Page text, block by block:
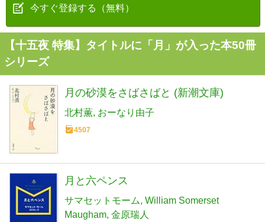
今すぐ登録する（無料）
【十五夜 特集】タイトルに「月」が入った本50冊
シリーズ
月の砂漠をさばさばと (新潮文庫)
北村薫 おーなり由子
4507
月と六ペンス
サマセットモーム William Somerset
Maugham 金原瑞人